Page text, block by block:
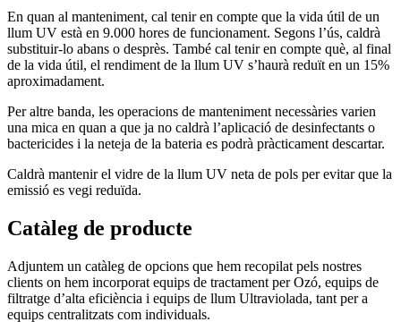
En quan al manteniment, cal tenir en compte que la vida útil de un
llum UV està en 9.000 hores de funcionament. Segons l’ús, caldrà
substituir-lo abans o desprès. També cal tenir en compte què, al final
de la vida útil, el rendiment de la llum UV s’haurà reduït en un 15%
aproximadament.
Per altre banda, les operacions de manteniment necessàries varien
una mica en quan a que ja no caldrà l’aplicació de desinfectants o
bactericides i la neteja de la bateria es podrà pràcticament descartar.
Caldrà mantenir el vidre de la llum UV neta de pols per evitar que la
emissió es vegi reduïda.
Catàleg de producte
Adjuntem un catàleg de opcions que hem recopilat pels nostres
clients on hem incorporat equips de tractament per Ozó, equips de
filtratge d’alta eficiència i equips de llum Ultraviolada, tant per a
equips centralitzats com individuals.